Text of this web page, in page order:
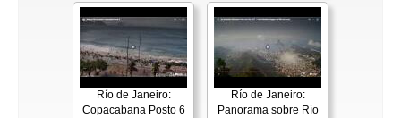
Río de Janeiro:
Copacabana Posto 6
Río de Janeiro:
Panorama sobre Río